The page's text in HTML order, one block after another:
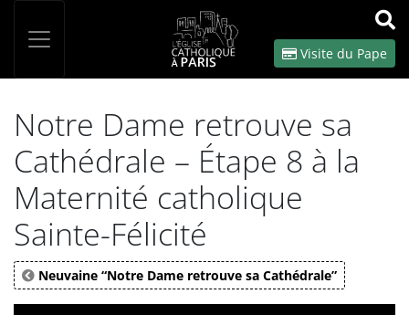
OK
Visite du Pape
Notre Dame retrouve sa
Cathédrale – Étape 8 à la
Maternité catholique
Sainte-Félicité
Neuvaine “Notre Dame retrouve sa Cathédrale”
Panneau de gestion des cookies